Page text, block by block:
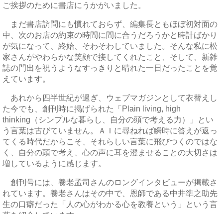
ご挨拶のために書店にうかがいました。
まだ書店訪問にも慣れておらず、編集長ともほぼ初対面の
中、次のお店の約束の時間に間に合うだろうかと時計ばかり
が気になって、終始、そわそわしていました。そんな私に松
家さんがやわらかな笑顔で接してくれたこと、そして、新雑
誌の門出を祝うようなすっきりと晴れた一日だったことを覚
えています。
あれから四半世紀が過ぎ、ウェブマガジンとして衣替えし
た今でも、創刊時に掲げられた「Plain living, high
thinking（シンプルな暮らし、自分の頭で考える力）」とい
う言葉は古びていません。ＡＩに尋ねれば瞬時に答えが返っ
てくる時代だからこそ、それらしい言葉に飛びつくのではな
く、自分の頭で考え、心の声に耳を澄ませることの大切さは
増しているように感じます。
創刊号には、養老孟司さんのロングインタビューが掲載さ
れています。養老さんはその中で、恩師である中井準之助先
生の口癖だった「人の心がわかる心を教養という」という言